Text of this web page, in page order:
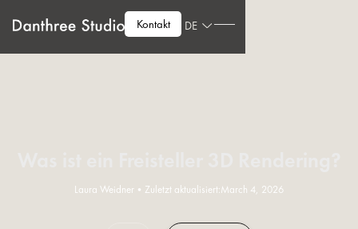
Kontakt DE
Laura Weidner • Zuletzt aktualisiert:March 4, 2026